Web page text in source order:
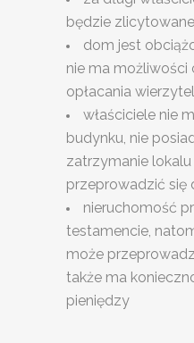
będzie
dom jest
nie ma możliwości
opłacania
właściciele nie
budynku, nie
zatrzymanie
przeprowadzić się
nieruchomość
testamencie,
może
także ma
pieniędzy